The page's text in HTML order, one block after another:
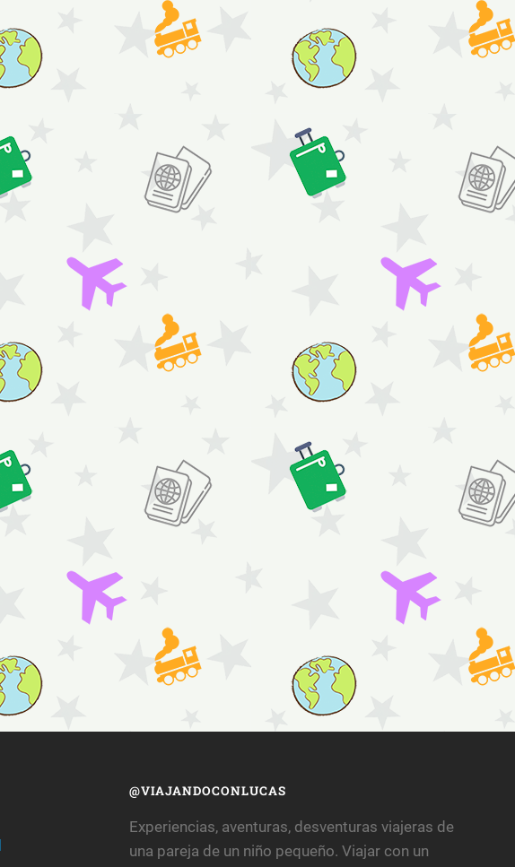
@VIAJANDOCONLUCAS
Experiencias, aventuras, desventuras viajeras de
una pareja de un niño pequeño. Viajar con un